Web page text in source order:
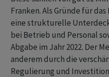
Franken. Als Gründe für
eine strukturelle
bei Betrieb und Personal
Abgabe im Jahr 2022. Der
anderem durch die
Regulierung und